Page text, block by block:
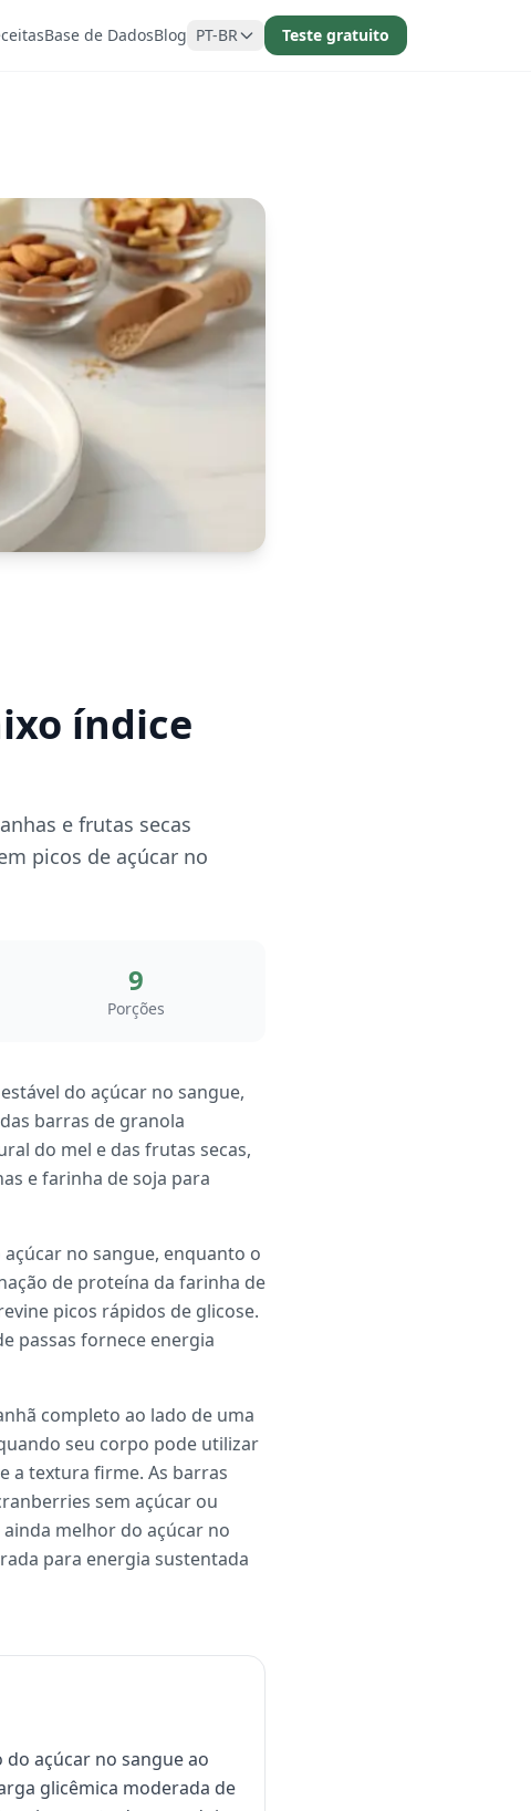
Base de DadosBlog PT-BR Teste gratuito
índice
e frutas secas
picos de açúcar no
9
Porções
do açúcar no sangue,
barras de granola
do mel e das frutas secas,
e farinha de soja para
no sangue, enquanto o
de proteína da farinha de
picos rápidos de glicose.
passas fornece energia
completo ao lado de uma
seu corpo pode utilizar
a textura firme. As barras
sem açúcar ou
melhor do açúcar no
para energia sustentada
açúcar no sangue ao
glicêmica moderada de